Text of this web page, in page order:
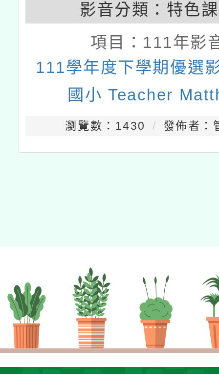
影音分類： 特色
項目： 111年影
111學年度下學期優選
國小 Teacher
瀏覽數：1430 發佈者：